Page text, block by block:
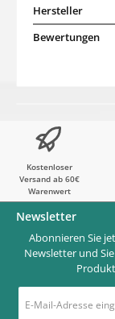
Hersteller
Bewertungen
Kostenloser
Versand ab 60€
Warenwert
Newsletter
Abonnieren Sie
Newsletter und
E-
Mail-